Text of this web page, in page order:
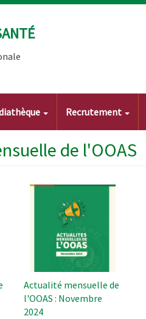
Recrutement
de l'OOAS
Actualité mensuelle de
l'OOAS : Novembre
2024